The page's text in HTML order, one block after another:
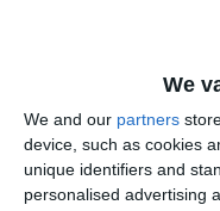
We
We and our partners
device, such as cookies
unique identifiers and
personalised advertising
Citește și: